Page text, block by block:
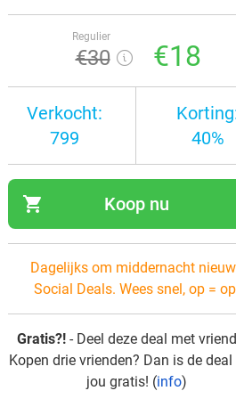
Regulier
€30 €18
Verkocht:
799
40%
shopping_cart Koop nu
Dagelijks om middernacht
Social Deals. Wees snel, op =
Gratis?! - Deel deze deal met
Kopen drie vrienden? Dan is de
jou gratis! (info)